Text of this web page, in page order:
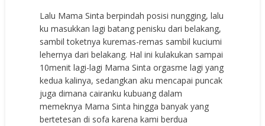
Lalu Mama Sinta berpindah posisi nungging, lalu
ku masukkan lagi batang penisku dari belakang,
sambil toketnya kuremas-remas sambil kuciumi
lehernya dari belakang. Hal ini kulakukan sampai
10menit lagi-lagi Mama Sinta orgasme lagi yang
kedua kalinya, sedangkan aku mencapai puncak
juga dimana cairanku kubuang dalam
memeknya Mama Sinta hingga banyak yang
bertetesan di sofa karena kami berdua